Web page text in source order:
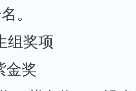
。
组奖项
金奖